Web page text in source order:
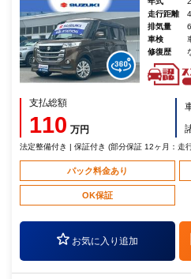
走行距離
排気量
車検
修復歴
支払総額
110 万円
法定整備付き | 保証付き (部分保証 12ヶ月：走
パック料金あり
OK保証
お気に入り追加